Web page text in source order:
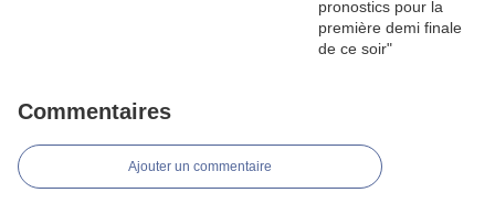
Commentaires
Ajouter un commentaire